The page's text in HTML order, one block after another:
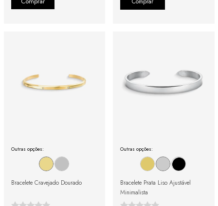
Outras opções:
Bracelete Cravejado Dourado
Outras opções:
Bracelete Prata Liso Ajustável
Minimalista